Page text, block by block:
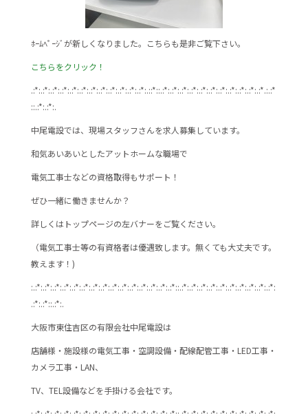
ﾎｰﾑﾍﾟｰｼﾞが新しくなりました。こちらも是非ご覧下さい。
こちらをクリック！
.:*:.:*:.:*:.:*:.:*:.:*:.:*:.:*:.:*:.:*:.:*:.:*:.::*::.:*:.:*:.:*:.:*:.:*:.:*:.:*:.:*:.:*:.:*:.:*.:.:*
::.:*:.:*:.
中尾電設では、現場スタッフさんを求人募集しています。
和気あいあいとしたアットホームな職場で
電気工事士などの資格取得もサポート！
ぜひ一緒に働きませんか？
詳しくはトップページの左バナーをご覧ください。
（電気工事士等の有資格者は優遇致します。無くても大丈夫です。
教えます！)
:.:*:.:*:.:*:.:*:.:*:.:*:.:*:.:*:.:*:.:*:.:*:.:*:.:*:.:*:.:*::.:*:.:*:.:*:.:*:.:*:.:*:.:*:.:*:.:*:.:*:
.:*:.:*::.:*:.
大阪市東住吉区の有限会社中尾電設は
店舗様・施設様の電気工事・空調設備・配線配管工事・LED工事・
カメラ工事・LAN、
TV、TEL設備などを手掛ける会社です。